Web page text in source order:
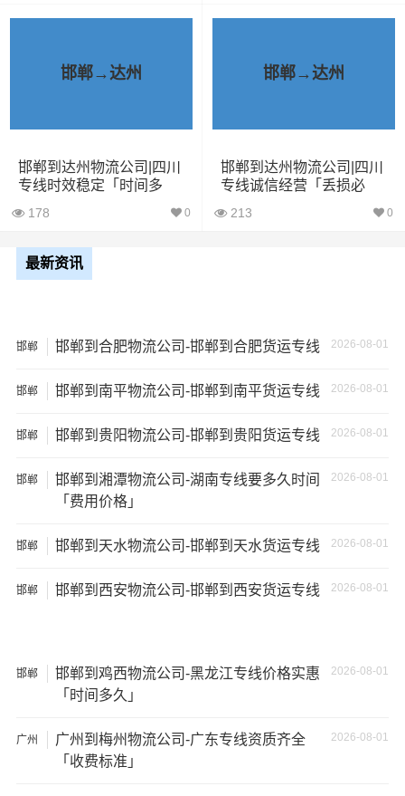
3、服务质量差：不靠谱的物流公司可能会提供劣质的服
务，例如不及时回复客户咨询、不提供准确的物流信息
等；
4、安全风险：不靠谱的物流公司可能会存在安全风险，例
如不遵守运输规定、不保障货物安全等；
可能需要支付额外的费用来修复或替换物品，导致经济损
温馨提示
需详细了解最低资费请电话咨询。
邯郸→达州
邯郸到达州物流公司|四川
专线时效稳定「时间多
178 0
邯郸→达州
邯郸到达州物流公司|四川
专线诚信经营「丢损必
213 0
最新资讯
邯郸 2026-08-01
邯郸到合肥物流公司-邯郸到合肥货运专线
邯郸 2026-08-01
邯郸到南平物流公司-邯郸到南平货运专线
邯郸 2026-08-01
邯郸到贵阳物流公司-邯郸到贵阳货运专线
邯郸 2026-08-01
邯郸到湘潭物流公司-湖南专线要多久时间
「费用价格」
邯郸 2026-08-01
邯郸到天水物流公司-邯郸到天水货运专线
邯郸 2026-08-01
邯郸到西安物流公司-邯郸到西安货运专线
邯郸 2026-08-01
邯郸到鸡西物流公司-黑龙江专线价格实惠
「时间多久」
广州 2026-08-01
广州到梅州物流公司-广东专线资质齐全
「收费标准」